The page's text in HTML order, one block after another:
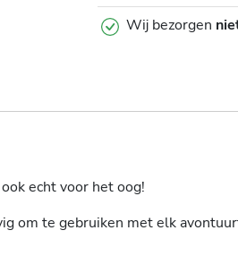
Wij bezorgen
echt voor het oog!
om te gebruiken met elk